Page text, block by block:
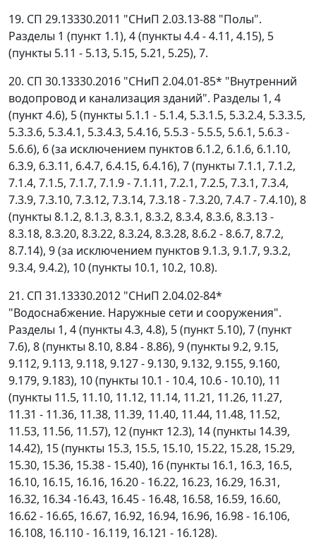
19. СП 29.13330.2011 "СНиП 2.03.13-88 "Полы".
Разделы 1 (пункт 1.1), 4 (пункты 4.4 - 4.11, 4.15), 5
(пункты 5.11 - 5.13, 5.15, 5.21, 5.25), 7.
20. СП 30.13330.2016 "СНиП 2.04.01-85* "Внутренний
водопровод и канализация зданий". Разделы 1, 4
(пункт 4.6), 5 (пункты 5.1.1 - 5.1.4, 5.3.1.5, 5.3.2.4, 5.3.3.5,
5.3.3.6, 5.3.4.1, 5.3.4.3, 5.4.16, 5.5.3 - 5.5.5, 5.6.1, 5.6.3 -
5.6.6), 6 (за исключением пунктов 6.1.2, 6.1.6, 6.1.10,
6.3.9, 6.3.11, 6.4.7, 6.4.15, 6.4.16), 7 (пункты 7.1.1, 7.1.2,
7.1.4, 7.1.5, 7.1.7, 7.1.9 - 7.1.11, 7.2.1, 7.2.5, 7.3.1, 7.3.4,
7.3.9, 7.3.10, 7.3.12, 7.3.14, 7.3.18 - 7.3.20, 7.4.7 - 7.4.10), 8
(пункты 8.1.2, 8.1.3, 8.3.1, 8.3.2, 8.3.4, 8.3.6, 8.3.13 -
8.3.18, 8.3.20, 8.3.22, 8.3.24, 8.3.28, 8.6.2 - 8.6.7, 8.7.2,
8.7.14), 9 (за исключением пунктов 9.1.3, 9.1.7, 9.3.2,
9.3.4, 9.4.2), 10 (пункты 10.1, 10.2, 10.8).
21. СП 31.13330.2012 "СНиП 2.04.02-84*
"Водоснабжение. Наружные сети и сооружения".
Разделы 1, 4 (пункты 4.3, 4.8), 5 (пункт 5.10), 7 (пункт
7.6), 8 (пункты 8.10, 8.84 - 8.86), 9 (пункты 9.2, 9.15,
9.112, 9.113, 9.118, 9.127 - 9.130, 9.132, 9.155, 9.160,
9.179, 9.183), 10 (пункты 10.1 - 10.4, 10.6 - 10.10), 11
(пункты 11.5, 11.10, 11.12, 11.14, 11.21, 11.26, 11.27,
11.31 - 11.36, 11.38, 11.39, 11.40, 11.44, 11.48, 11.52,
11.53, 11.56, 11.57), 12 (пункт 12.3), 14 (пункты 14.39,
14.42), 15 (пункты 15.3, 15.5, 15.10, 15.22, 15.28, 15.29,
15.30, 15.36, 15.38 - 15.40), 16 (пункты 16.1, 16.3, 16.5,
16.10, 16.15, 16.16, 16.20 - 16.22, 16.23, 16.29, 16.31,
16.32, 16.34 -16.43, 16.45 - 16.48, 16.58, 16.59, 16.60,
16.62 - 16.65, 16.67, 16.92, 16.94, 16.96, 16.98 - 16.106,
16.108, 16.110 - 16.119, 16.121 - 16.128).